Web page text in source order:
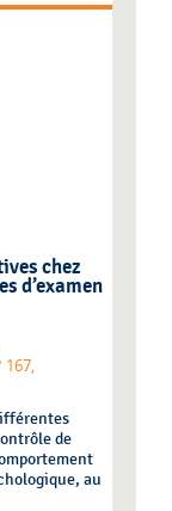
chez
d’examen
167,
de
au